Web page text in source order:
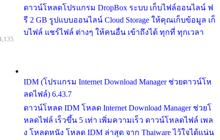
ดาวน์โหลดโปรแกรม DropBox ระบบ เก็บไฟล์ออนไลน์ ฟ
รี 2 GB รูปแบบออนไลน์ Cloud Storage ให้คุณเก็บข้อมูล เก็
บไฟล์ แชร์ไฟล์ ต่างๆ ให้คนอื่น เข้าถึงได้ ทุกที่ ทุกเวลา
IDM (โปรแกรม Internet Download Manager ช่วยดาวน์โห
ลดไฟล์) 6.43.7
ดาวน์โหลด IDM โหลด Internet Download Manager ช่วยโ
หลดไฟล์ เร็วขึ้น 5 เท่า เพิ่มความเร็ว ดาวน์โหลดไฟล์ เพล
ง โหลดหนัง โหลด IDM ล่าสุด จาก Thaiware ไว้ใจได้แน่น